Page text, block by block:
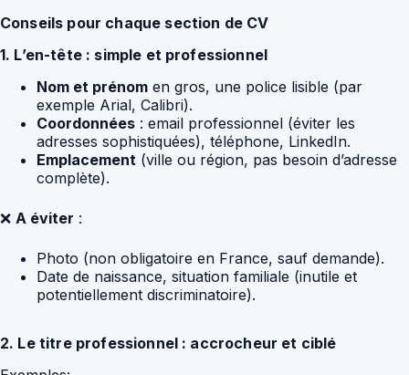
Conseils pour chaque section de CV
1. L’en-tête : simple et professionnel
Nom et prénom en gros, une police lisible (par
exemple Arial, Calibri).
Coordonnées : email professionnel (éviter les
adresses sophistiquées), téléphone, LinkedIn.
Emplacement (ville ou région, pas besoin d’adresse
complète).
❌ A éviter :
Photo (non obligatoire en France, sauf demande).
Date de naissance, situation familiale (inutile et
potentiellement discriminatoire).
2. Le titre professionnel : accrocheur et ciblé